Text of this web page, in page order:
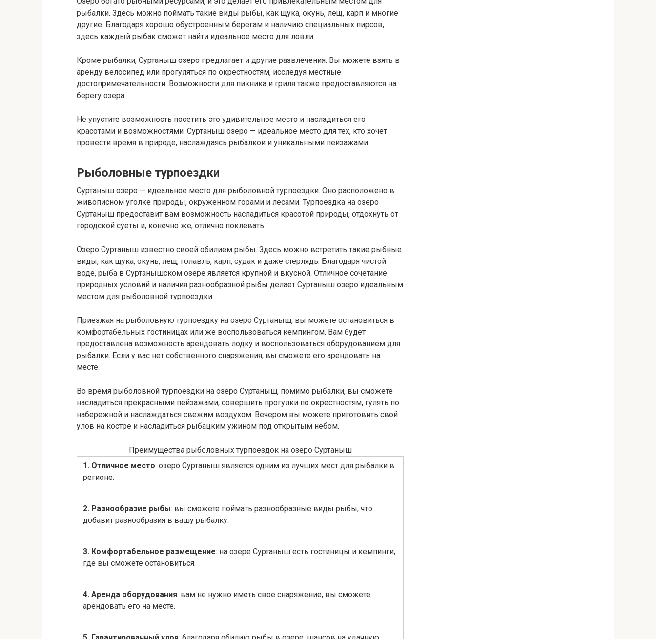
рыбалки. Здесь можно поймать такие виды рыбы, как щука, окунь, лещ, карп и многие
другие. Благодаря хорошо обустроенным берегам и наличию специальных пирсов,
здесь каждый рыбак сможет найти идеальное место для ловли.
Кроме рыбалки, Суртаныш озеро предлагает и другие развлечения. Вы можете взять в
аренду велосипед или прогуляться по окрестностям, исследуя местные
достопримечательности. Возможности для пикника и гриля также предоставляются на
берегу озера.
Не упустите возможность посетить это удивительное место и насладиться его
красотами и возможностями. Суртаныш озеро — идеальное место для тех, кто хочет
провести время в природе, наслаждаясь рыбалкой и уникальными пейзажами.
Рыболовные турпоездки
Суртаныш озеро — идеальное место для рыболовной турпоездки. Оно расположено в
живописном уголке природы, окруженном горами и лесами. Турпоездка на озеро
Суртаныш предоставит вам возможность насладиться красотой природы, отдохнуть от
городской суеты и, конечно же, отлично поклевать.
Озеро Суртаныш известно своей обилием рыбы. Здесь можно встретить такие рыбные
виды, как щука, окунь, лещ, голавль, карп, судак и даже стерлядь. Благодаря чистой
воде, рыба в Суртанышском озере является крупной и вкусной. Отличное сочетание
природных условий и наличия разнообразной рыбы делает Суртаныш озеро идеальным
местом для рыболовной турпоездки.
Приезжая на рыболовную турпоездку на озеро Суртаныш, вы можете остановиться в
комфортабельных гостиницах или же воспользоваться кемпингом. Вам будет
предоставлена возможность арендовать лодку и воспользоваться оборудованием для
рыбалки. Если у вас нет собственного снаряжения, вы сможете его арендовать на
месте.
Во время рыболовной турпоездки на озеро Суртаныш, помимо рыбалки, вы сможете
насладиться прекрасными пейзажами, совершить прогулки по окрестностям, гулять по
набережной и наслаждаться свежим воздухом. Вечером вы можете приготовить свой
улов на костре и насладиться рыбацким ужином под открытым небом.
Преимущества рыболовных турпоездок на озеро Суртаныш
1. Отличное место: озеро Суртаныш является одним из лучших мест для рыбалки в
регионе.
2. Разнообразие рыбы: вы сможете поймать разнообразные виды рыбы, что
добавит разнообразия в вашу рыбалку.
3. Комфортабельное размещение: на озере Суртаныш есть гостиницы и кемпинги,
где вы сможете остановиться.
4. Аренда оборудования: вам не нужно иметь свое снаряжение, вы сможете
арендовать его на месте.